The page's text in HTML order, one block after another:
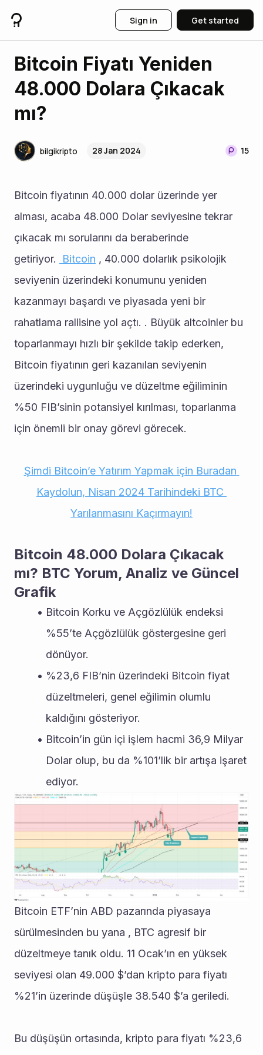
Sign in Get started
Bitcoin Fiyatı Yeniden
48.000 Dolara Çıkacak
mı?
bilgikripto 28 Jan 2024 15
Bitcoin fiyatının 40.000 dolar üzerinde yer
alması, acaba 48.000 Dolar seviyesine tekrar
çıkacak mı sorularını da beraberinde
getiriyor.
Bitcoin , 40.000 dolarlık psikolojik
seviyenin üzerindeki konumunu yeniden
kazanmayı başardı ve piyasada yeni bir
rahatlama rallisine yol açtı. . Büyük altcoinler bu
toparlanmayı hızlı bir şekilde takip ederken,
Bitcoin fiyatının geri kazanılan seviyenin
üzerindeki uygunluğu ve düzeltme eğiliminin
%50 FIB’sinin potansiyel kırılması, toparlanma
için önemli bir onay görevi görecek.
Şimdi Bitcoin’e Yatırım Yapmak için Buradan
Kaydolun, Nisan 2024 Tarihindeki BTC
Yarılanmasını Kaçırmayın!
Bitcoin 48.000 Dolara Çıkacak
mı? BTC Yorum, Analiz ve Güncel
Grafik
Bitcoin Korku ve Açgözlülük endeksi
%55’te Açgözlülük göstergesine geri
dönüyor.
%23,6 FIB’nin üzerindeki Bitcoin fiyat
düzeltmeleri, genel eğilimin olumlu
kaldığını gösteriyor.
Bitcoin’in gün içi işlem hacmi 36,9 Milyar
Dolar olup, bu da %101’lik bir artışa işaret
ediyor.
Bitcoin ETF’nin ABD pazarında piyasaya
sürülmesinden bu yana , BTC agresif bir
düzeltmeye tanık oldu. 11 Ocak’ın en yüksek
seviyesi olan 49.000 $’dan kripto para fiyatı
%21’in üzerinde düşüşle 38.540 $’a geriledi.
Bu düşüşün ortasında, kripto para fiyatı %23,6